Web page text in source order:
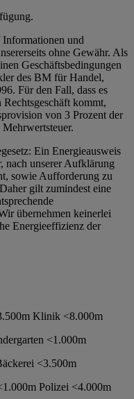
Informationen und
ohne Gewähr. Als
Geschäftsbedingungen
des BM für Handel,
Für den Fall, dass es
Rechtsgeschäft kommt,
von 3 Prozent der
Mehrwertsteuer.
Ein Energieausweis
nach unserer Aufklärung
sowie Aufforderung zu
gilt zumindest eine
übernehmen keinerlei
Energieeffizienz der
Klinik <8.000m
<1.000m
<3.500m
Polizei <4.000m